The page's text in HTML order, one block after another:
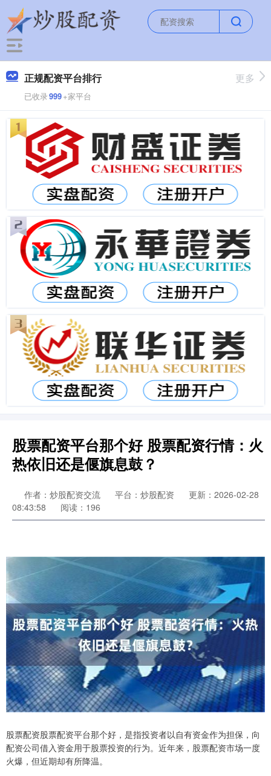
正规配资平台排行
已收录999+家平台
更多
股票配资平台那个好 股票配资行情：火
热依旧还是偃旗息鼓？
作者：炒股配资交流 平台：炒股配资
更新：2026-02-28
08:43:58
阅读：196
股票配资股票配资平台那个好，是指投资者以自有资金作为担保，向
配资公司借入资金用于股票投资的行为。近年来，股票配资市场一度
火爆，但近期却有所降温。